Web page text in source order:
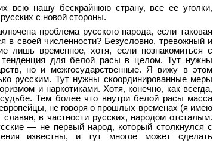
всю нашу бескрайнюю страну, все ее уголки,
с новой стороны.
проблема русского народа, если таковая
в своей численности? Безусловно, тревожный и
лишь временное, хотя, если познакомиться с
тенденция для белой расы в целом. Тут нужны
но и межгосударственные. Я вижу в этом
русским. Тут нужны скоординированные меры
и наркотиками. Хотя, конечно, как всегда,
Тем более что внутри белой расы масса
не говоря о прошлых временах (я имею
в частности русских, народом отсталым.
— не первый народ, который столкнулся с
известны, и тут многое может сделать